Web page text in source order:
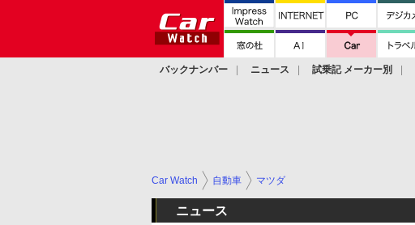
バックナンバー ニュース 試乗記 メーカー別
Car Watch 自動車 マツダ
ニュース